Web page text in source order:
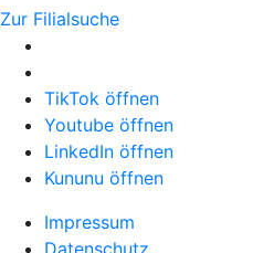
Zur Filialsuche
TikTok öffnen
Youtube öffnen
LinkedIn öffnen
Kununu öffnen
Impressum
Datenschutz